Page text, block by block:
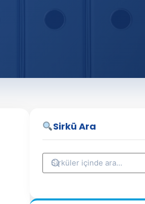
Sirkü Ara